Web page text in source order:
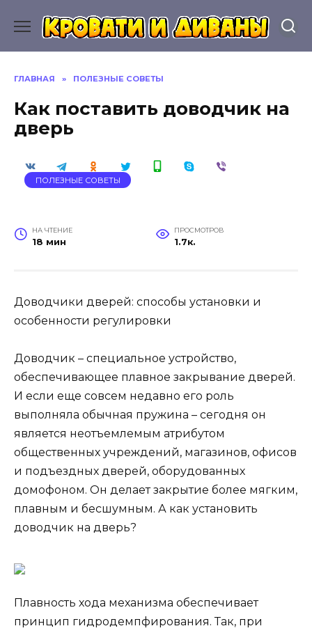
содержанию
ГЛАВНАЯ » ПОЛЕЗНЫЕ СОВЕТЫ
Как поставить доводчик на
дверь
ПОЛЕЗНЫЕ СОВЕТЫ
НА ЧТЕНИЕ
18 мин
ПРОСМОТРОВ
1.7к.
Доводчики дверей: способы установки и
особенности регулировки
Доводчик – специальное устройство,
обеспечивающее плавное закрывание дверей.
И если еще совсем недавно его роль
выполняла обычная пружина – сегодня он
является неотъемлемым атрибутом
общественных учреждений, магазинов, офисов
и подъездных дверей, оборудованных
домофоном. Он делает закрытие более мягким,
плавным и бесшумным. А как установить
доводчик на дверь?
Плавность хода механизма обеспечивает
принцип гидродемпфирования. Так, при